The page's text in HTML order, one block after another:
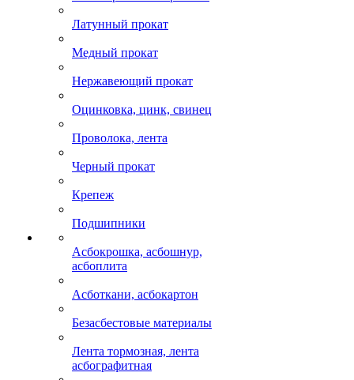
Латунный прокат
Медный прокат
Нержавеющий прокат
Оцинковка, цинк, свинец
Проволока, лента
Черный прокат
Крепеж
Подшипники
Асбокрошка, асбошнур,
асбоплита
Асботкани, асбокартон
Безасбестовые материалы
Лента тормозная, лента
асбографитная